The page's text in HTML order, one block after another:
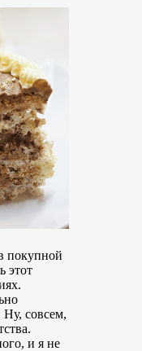
покупной
этот
совсем,
и я не